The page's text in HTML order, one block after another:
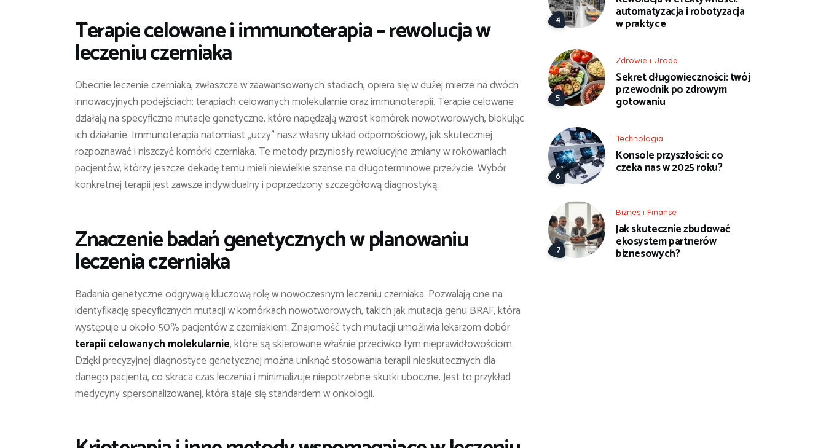
Terapie celowane i immunoterapia – rewolucja w
leczeniu czerniaka
Obecnie leczenie czerniaka, zwłaszcza w zaawansowanych stadiach, opiera się w dużej mierze na dwóch
innowacyjnych podejściach: terapiach celowanych molekularnie oraz immunoterapii. Terapie celowane
działają na specyficzne mutacje genetyczne, które napędzają wzrost komórek nowotworowych, blokując
ich działanie. Immunoterapia natomiast „uczy” nasz własny układ odpornościowy, jak skuteczniej
rozpoznawać i niszczyć komórki czerniaka. Te metody przyniosły rewolucyjne zmiany w rokowaniach
pacjentów, którzy jeszcze dekadę temu mieli niewielkie szanse na długoterminowe przeżycie. Wybór
konkretnej terapii jest zawsze indywidualny i poprzedzony szczegółową diagnostyką.
Znaczenie badań genetycznych w planowaniu
leczenia czerniaka
Badania genetyczne odgrywają kluczową rolę w nowoczesnym leczeniu czerniaka. Pozwalają one na
identyfikację specyficznych mutacji w komórkach nowotworowych, takich jak mutacja genu BRAF, która
występuje u około 50% pacjentów z czerniakiem. Znajomość tych mutacji umożliwia lekarzom dobór
terapii celowanych molekularnie, które są skierowane właśnie przeciwko tym nieprawidłowościom.
Dzięki precyzyjnej diagnostyce genetycznej można uniknąć stosowania terapii nieskutecznych dla
danego pacjenta, co skraca czas leczenia i minimalizuje niepotrzebne skutki uboczne. Jest to przykład
medycyny spersonalizowanej, która staje się standardem w onkologii.
automatyzacja i robotyzacja
w praktyce
Zdrowie i Uroda
Sekret długowieczności: twój
przewodnik po zdrowym
gotowaniu
Technologia
Konsole przyszłości: co
czeka nas w 2025 roku?
Biznes i Finanse
Jak skutecznie zbudować
ekosystem partnerów
biznesowych?